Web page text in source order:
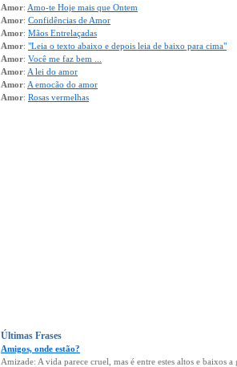
Amor: Amo-te Hoje mais que Ontem
Amor: Confidências de Amor
Amor: Mãos Entrelaçadas
Amor: "Leia o texto abaixo e depois leia de baixo para cima"
Amor: Você me faz bem ...
Amor: A lei do amor
Amor: A emocão do amor
Amor: Rosas vermelhas
Últimas Frases
Amigos, onde estão?
Amizade: A vida parece cruel, mas é entre estes altos e baixos